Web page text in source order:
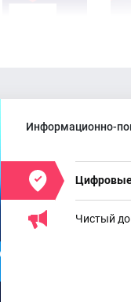
Аксайского
Информационно-
Чистый